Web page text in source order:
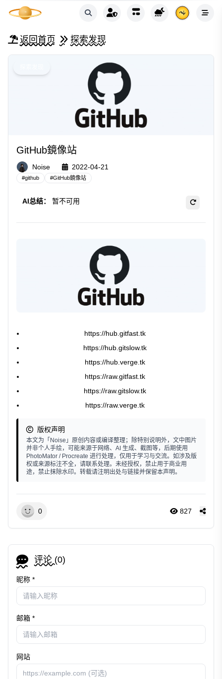
返回首页 探索发现
GitHub鏡像站
Noise 2022-04-21
#github #GitHub鏡像站
AI总结： 暂不可用
https://hub.gitfast.tk
https://hub.gitslow.tk
https://hub.verge.tk
https://raw.gitfast.tk
https://raw.gitslow.tk
https://raw.verge.tk
版权声明
本文为「Noise」原创内容或编译整理；除特别说明外，文中图片
并非个人手绘，可能来源于网络、AI 生成、截图等，后期使用
PhotoMator / Procreate 进行处理，仅用于学习与交流。如涉及版
权或来源标注不全，请联系处理。未经授权，禁止用于商业用
途，禁止抹除水印。转载请注明出处与链接并保留本声明。
0 827
评论 (0)
昵称 *
邮箱 *
网站